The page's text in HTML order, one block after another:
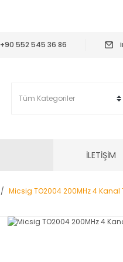
+90 552 545 36 86
İLETİŞİM
Micsig TO2004 200MHz 4